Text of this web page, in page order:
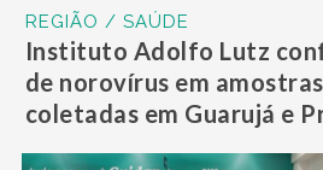
REGIÃO / SAÚDE
Instituto Adolfo Lutz
de norovírus em
coletadas em Guarujá e